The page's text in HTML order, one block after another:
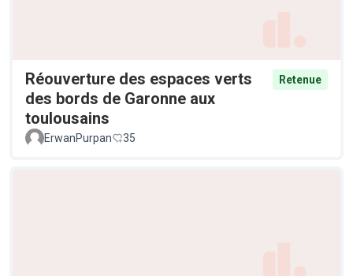
Réouverture des espaces verts
des bords de Garonne aux
toulousains
Retenue
ErwanPurpan 35